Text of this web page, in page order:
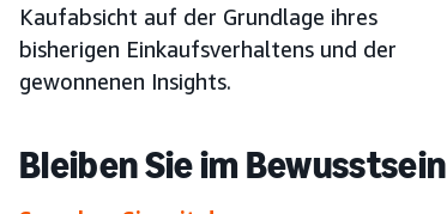
Kaufabsicht auf der Grundlage ihres
bisherigen Einkaufsverhaltens und der
gewonnenen Insights.
Bleiben Sie im Bewusstsein